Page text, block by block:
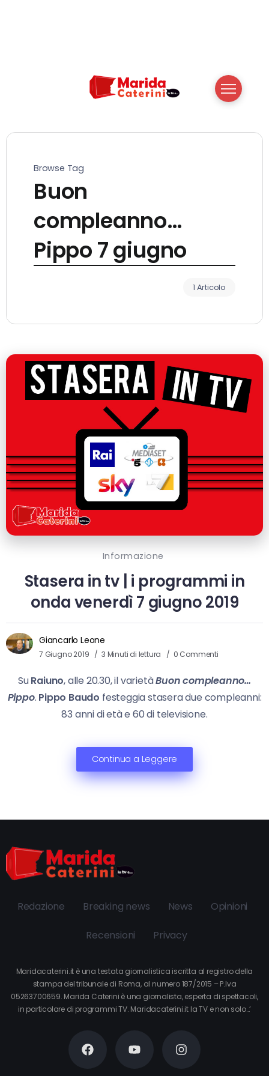
Browse Tag
Buon
compleanno…
Pippo 7 giugno
1 Articolo
Informazione
Stasera in tv | i programmi in
onda venerdì 7 giugno 2019
Giancarlo Leone
7 Giugno 2019 3 Minuti di lettura 0 Commenti
SuRaiuno, alle 20.30, il varietàBuon compleanno…
Pippo. Pippo Baudo festeggia stasera due compleanni:
83 anni di età e 60 di televisione.
Continua a Leggere
Redazione Breaking news News Opinioni
Recensioni Privacy
Maridacaterini.it è una testata giornalistica iscritta al registro della
stampa del tribunale di Roma, al numero 187/2015 – P.Iva
05263700659. Marida Caterini è una giornalista, esperta di spettacoli,
in particolare di programmi TV. Maridacaterini.it la TV e non solo…’